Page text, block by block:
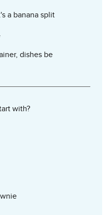
a banana split
dishes be
with?